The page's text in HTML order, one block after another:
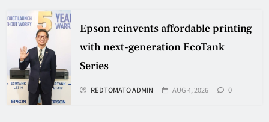
Epson reinvents affordable printing
with next-generation EcoTank
Series
REDTOMATO ADMIN AUG 4, 2026 0